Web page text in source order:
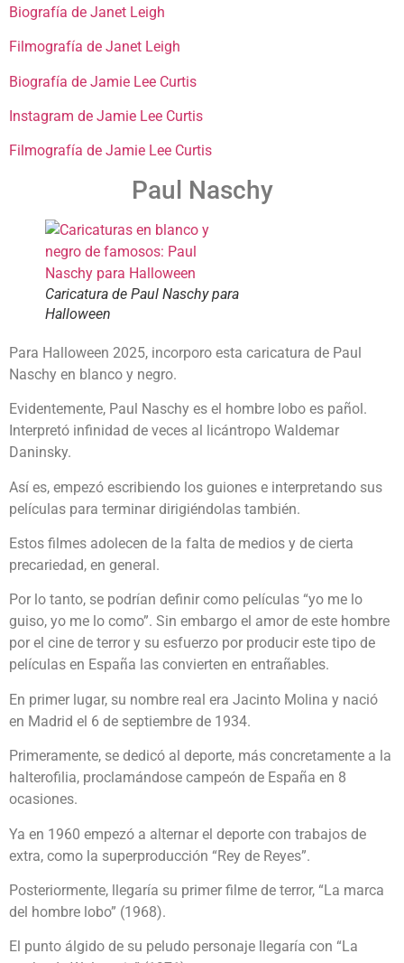
Biografía de Janet Leigh
Filmografía de Janet Leigh
Biografía de Jamie Lee Curtis
Instagram de Jamie Lee Curtis
Filmografía de Jamie Lee Curtis
Paul Naschy
Caricatura de Paul Naschy para
Halloween
Para Halloween 2025, incorporo esta caricatura de Paul
Naschy en blanco y negro.
Evidentemente, Paul Naschy es el hombre lobo es pañol.
Interpretó infinidad de veces al licántropo Waldemar
Daninsky.
Así es, empezó escribiendo los guiones e interpretando sus
películas para terminar dirigiéndolas también.
Estos filmes adolecen de la falta de medios y de cierta
precariedad, en general.
Por lo tanto, se podrían definir como películas “yo me lo
guiso, yo me lo como”. Sin embargo el amor de este hombre
por el cine de terror y su esfuerzo por producir este tipo de
películas en España las convierten en entrañables.
En primer lugar, su nombre real era Jacinto Molina y nació
en Madrid el 6 de septiembre de 1934.
Primeramente, se dedicó al deporte, más concretamente a la
halterofilia, proclamándose campeón de España en 8
ocasiones.
Ya en 1960 empezó a alternar el deporte con trabajos de
extra, como la superproducción “Rey de Reyes”.
Posteriormente, llegaría su primer filme de terror, “La marca
del hombre lobo” (1968).
El punto álgido de su peludo personaje llegaría con “La